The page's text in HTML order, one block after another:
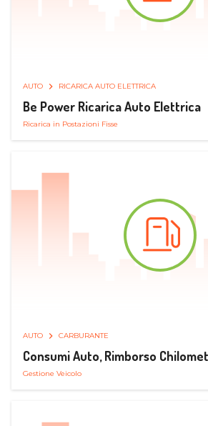
AUTO RICARICA AUTO ELETTRICA
Be Power Ricarica Auto Elettrica
Ricarica in Postazioni Fisse
AUTO CARBURANTE
Consumi Auto, Rimborso
Gestione Veicolo